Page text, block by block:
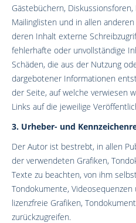
Gästebüchern, Diskussionsforen,
Mailinglisten und in allen
deren Inhalt externe
fehlerhafte oder unvollständige
Schäden, die aus der Nutzung
dargebotener Informationen
der Seite, auf welche verwiesen
Links auf die jeweilige
3. Urheber- und
Der Autor ist bestrebt, in allen
der verwendeten Grafiken,
Texte zu beachten, von ihm
Tondokumente,
lizenzfreie Grafiken,
zurückzugreifen.